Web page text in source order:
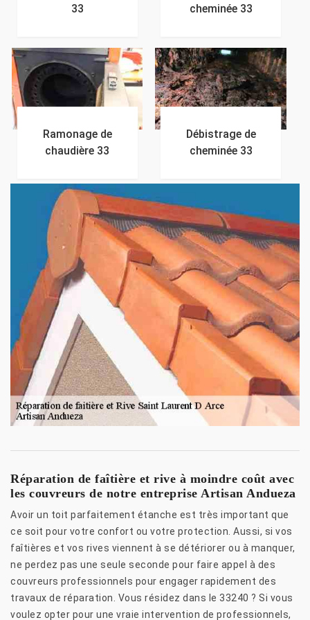
33
cheminée 33
Ramonage de
chaudière 33
Débistrage de
cheminée 33
Réparation de faîtière et rive à moindre coût avec
les couvreurs de notre entreprise Artisan Andueza
Avoir un toit parfaitement étanche est très important que
ce soit pour votre confort ou votre protection. Aussi, si vos
faîtières et vos rives viennent à se détériorer ou à manquer,
ne perdez pas une seule seconde pour faire appel à des
couvreurs professionnels pour engager rapidement des
travaux de réparation. Vous résidez dans le 33240 ? Si vous
voulez opter pour une vraie intervention de professionnels,